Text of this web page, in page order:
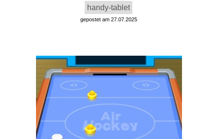
handy-tablet
gepostet am 27.07.2025